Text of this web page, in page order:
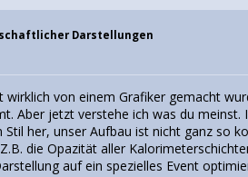
Darstellungen
wirklich von einem Grafiker gemacht
Aber jetzt verstehe ich was du
her, unser Aufbau ist nicht ganz so
die Opazität aller
auf ein spezielles Event